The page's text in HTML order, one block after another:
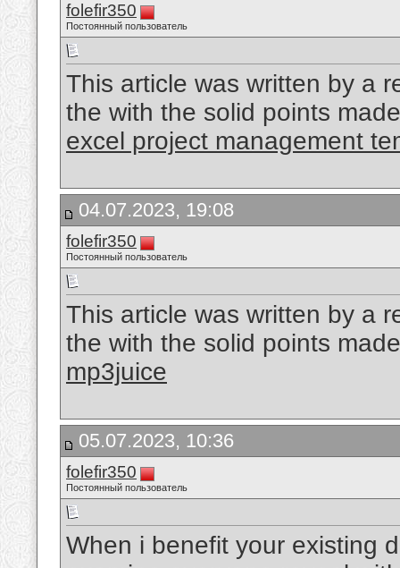
folefir350
Постоянный пользователь
This article was written by a
the with the solid points
excel project management
04.07.2023, 19:08
folefir350
Постоянный пользователь
This article was written by a
the with the solid points
mp3juice
05.07.2023, 10:36
folefir350
Постоянный пользователь
When i benefit your existing